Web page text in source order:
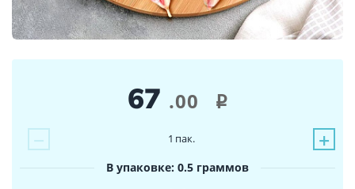
67 .00 i
− +
1 пак.
В упаковке: 0.5 граммов